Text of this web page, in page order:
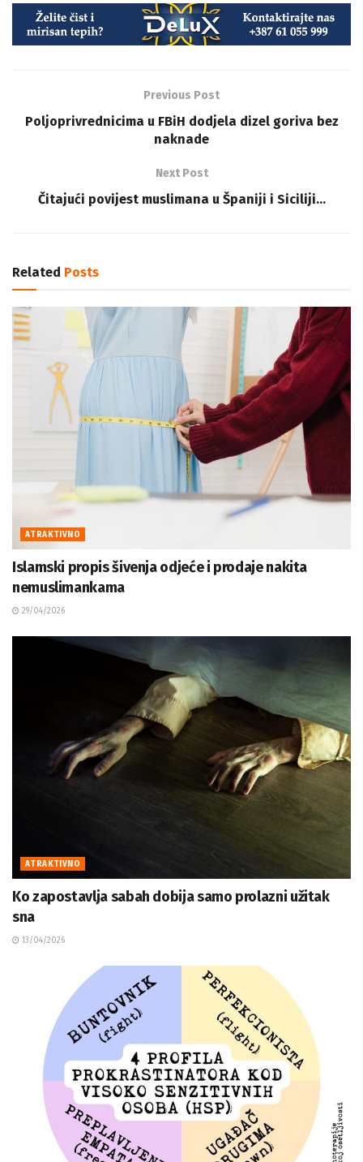
Previous Post
Poljoprivrednicima u FBiH dodjela dizel goriva bez
naknade
Next Post
Čitajući povijest muslimana u Španiji i Siciliji…
Related Posts
ATRAKTIVNO
Islamski propis šivenja odjeće i prodaje nakita
nemuslimankama
29/04/2026
ATRAKTIVNO
Ko zapostavlja sabah dobija samo prolazni užitak
sna
13/04/2026